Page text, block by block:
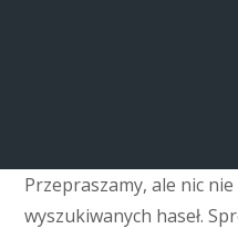
Przepraszamy, ale nic nie
wyszukiwanych haseł.